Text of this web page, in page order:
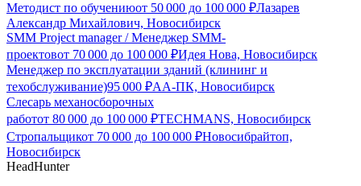
Методист по обучениюот 50 000 до 100 000 ₽Лазарев
Александр Михайлович, Новосибирск
SMM Project manager / Менеджер SMM-
проектовот 70 000 до 100 000 ₽Идея Нова, Новосибирск
Менеджер по эксплуатации зданий (клининг и
техобслуживание)95 000 ₽АА-ПК, Новосибирск
Слесарь механосборочных
работот 80 000 до 100 000 ₽TECHMANS, Новосибирск
Стропальщикот 70 000 до 100 000 ₽Новосибрайтоп,
Новосибирск
HeadHunter